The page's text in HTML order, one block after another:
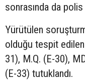
sonrasında da
Yürütülen
olduğu tespit edilen
31), M.Q. (E-30),
(E-33) tutuklandı.